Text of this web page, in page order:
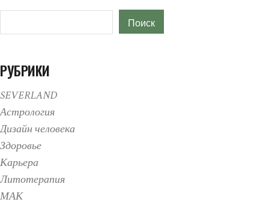
Поиск
РУБРИКИ
SEVERLAND
Астрология
Дизайн человека
Здоровье
Карьера
Литотерапия
МАК